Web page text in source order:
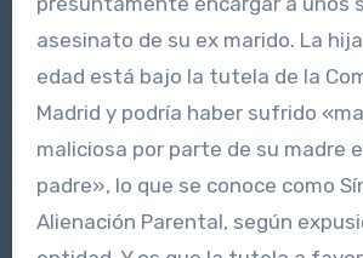
asesinato de su ex marido. La
edad está bajo la tutela de la
Madrid y podría haber sufrido
maliciosa por parte de su madre
padre», lo que se conoce como
Alienación Parental, según